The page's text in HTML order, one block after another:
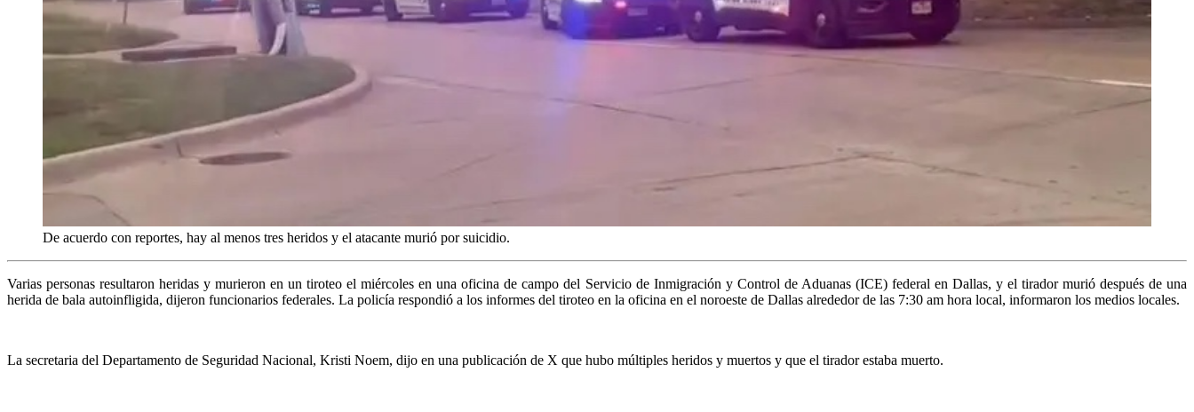
De acuerdo con reportes, hay al menos tres heridos y el atacante murió por suicidio.
Varias personas resultaron heridas y murieron en un tiroteo el miércoles en una oficina de campo del Servicio de Inmigración y Control de Aduanas (ICE) federal en Dallas, y el tirador murió después de una
herida de bala autoinfligida, dijeron funcionarios federales. La policía respondió a los informes del tiroteo en la oficina en el noroeste de Dallas alrededor de las 7:30 am hora local, informaron los medios locales.
La secretaria del Departamento de Seguridad Nacional, Kristi Noem, dijo en una publicación de X que hubo múltiples heridos y muertos y que el tirador estaba muerto.